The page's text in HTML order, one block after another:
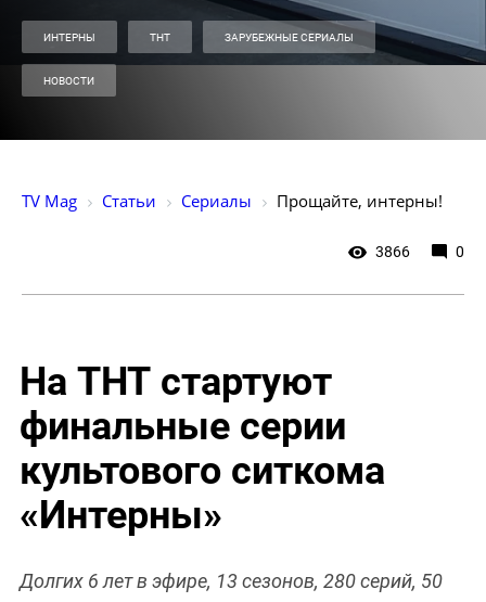
ИНТЕРНЫ ТНТ ЗАРУБЕЖНЫЕ СЕРИАЛЫ
НОВОСТИ
TV Mag Статьи Сериалы Прощайте, интерны!
3866 0
На ТНТ стартуют
финальные серии
культового ситкома
«Интерны»
Долгих 6 лет в эфире, 13 сезонов, 280 серий, 50